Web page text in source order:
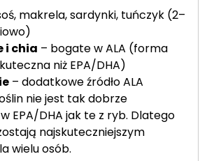
makrela, sardynki, tuńczyk (2–
i chia – bogate w ALA (forma
niż EPA/DHA)
– dodatkowe źródło ALA
nie jest tak dobrze
EPA/DHA jak te z ryb. Dlatego
najskuteczniejszym
wielu osób.